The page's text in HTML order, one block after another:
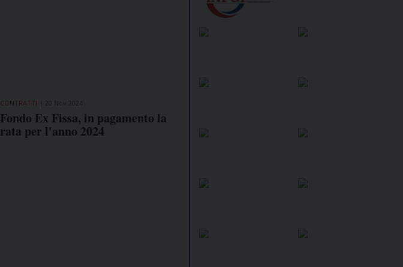
CONTRATTI
Fondo Ex Fissa, in pagamento la
rata per l'anno 2024